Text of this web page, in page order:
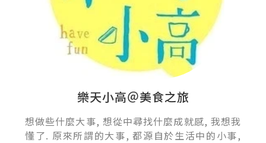
樂天小高＠美食之旅
想做些什麼大事, 想從中尋找什麼成就感, 我想我
懂了. 原來所謂的大事, 都源自於生活中的小事,